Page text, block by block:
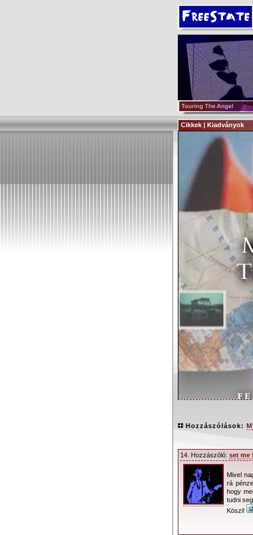
Cikkek | Kiadványok
Ebben a
Music For
Hozzászólások:
14. Hozzászóló: set me
Mivel
rá
hogy
tudni
Köszi!